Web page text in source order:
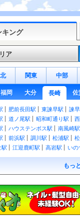
キング
ア
関東 中部
福岡 大分 長崎 佐
肥前長田駅 東諫早駅 諫
道ノ尾駅 昭和町通り駅
ハウステンボス駅 南風崎駅
前浜駅 調川駅 松浦駅
駅 江迎鹿町駅 高岩駅 いの
大学駅 上相浦駅 本山駅
小野本町駅 干
駅 神代町駅 多比良町駅 島
安徳駅 瀬野深江駅 深江駅
観音駅 原城駅 有馬吉川駅
学前駅 岩屋橋駅 浦上車庫前
町駅 大波止駅 出島駅 築町
もっ